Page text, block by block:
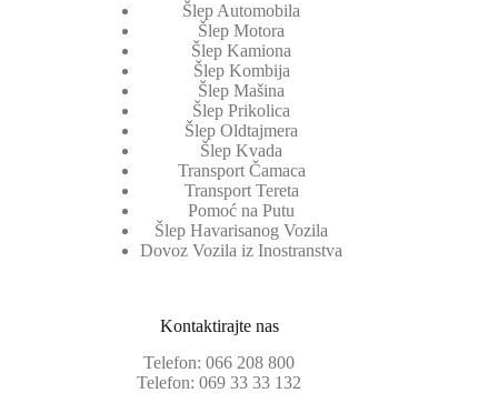
Šlep Automobila
Šlep Motora
Šlep Kamiona
Šlep Kombija
Šlep Mašina
Šlep Prikolica
Šlep Oldtajmera
Šlep Kvada
Transport Čamaca
Transport Tereta
Pomoć na Putu
Šlep Havarisanog Vozila
Dovoz Vozila iz Inostranstva
Kontaktirajte nas
Telefon:066 208 800
Telefon:069 33 33 132